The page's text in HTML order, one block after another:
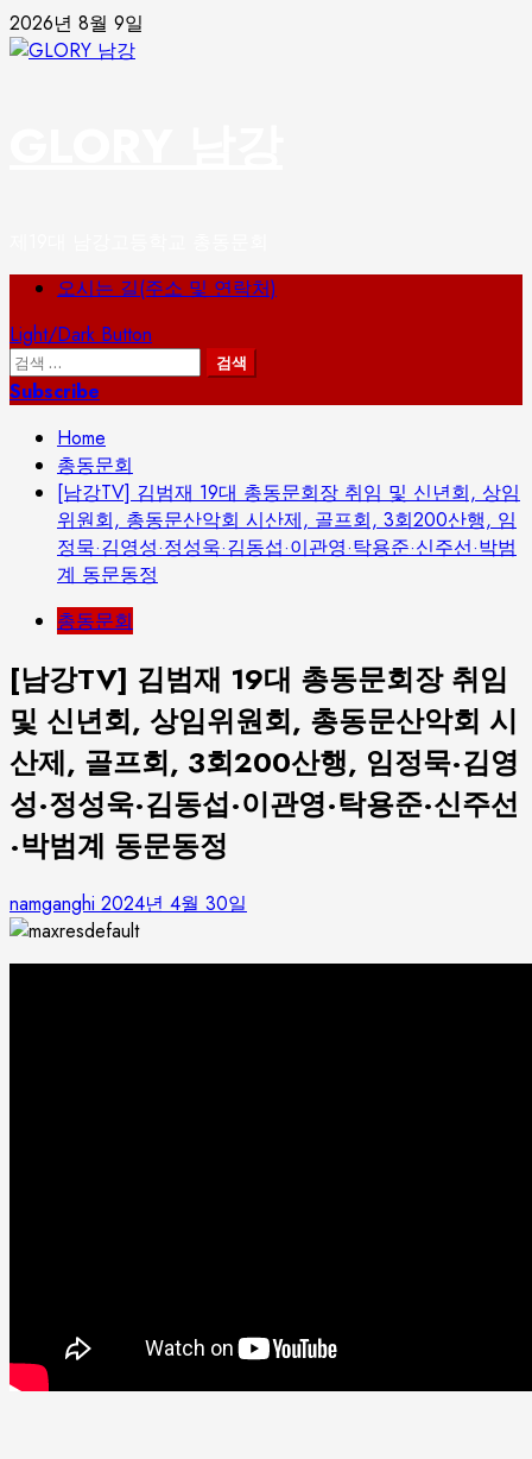
Skip
to
2026년 8월 9일
Primary오시는 길(주소 및 연락처)
Light/Dark Button
검
색:
Subscribe
Home
총동문회
[남강TV] 김범재 19대 총동문회장 취임 및 신년회, 상임
위원회, 총동문산악회 시산제, 골프회, 3회200산행, 임
정묵·김영성·정성욱·김동섭·이관영·탁용준·신주선·박범
계 동문동정
총동문회
[남강TV] 김범재 19대 총동문회장 취임
및 신년회, 상임위원회, 총동문산악회 시
산제, 골프회, 3회200산행, 임정묵·김영
성·정성욱·김동섭·이관영·탁용준·신주선
·박범계 동문동정
namganghi 2024년 4월 30일